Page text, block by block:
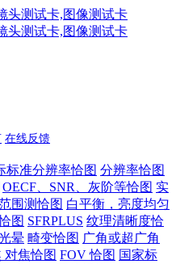
在线反馈
标准分辨率恰图 分辨率恰图
OECF、SNR、灰阶等恰图 实
围测恰图 白平衡，亮度均匀
图 SFRPLUS 纹理清晰度恰
晕 畸变恰图 广角或超广角
对焦恰图 FOV 恰图 国家标